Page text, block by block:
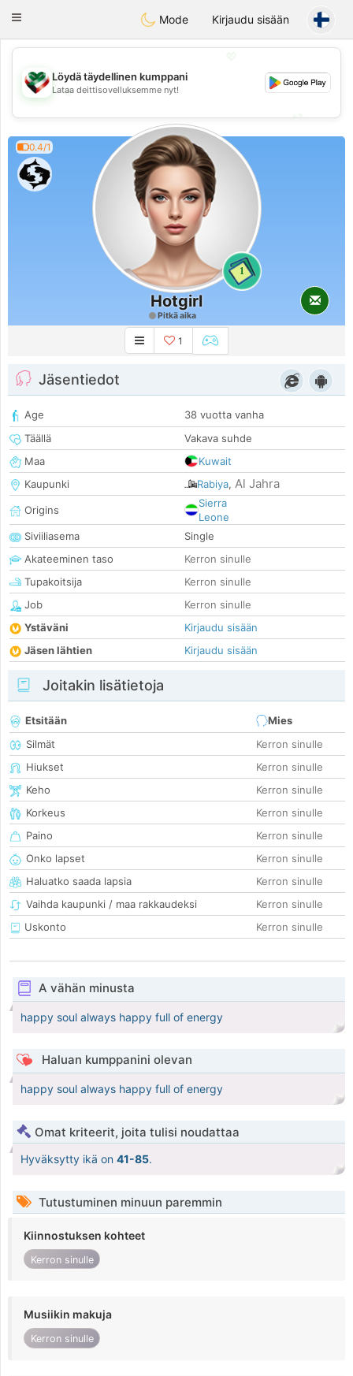
Kuwait Chat
Toggle
Mode Kirjaudu sisään
💖
💕
💕
Löydä täydellinen kumppani
Lataa deittisovelluksemme nyt!
0.4/1
1
Hotgirl
Pitkä aika
1
Jäsentiedot
Age
38 vuotta vanha
Täällä
Vakava suhde
Maa
Kuwait
Kaupunki
Rabiya, Al Jahra
Origins
Sierra
Leone
Siviiliasema
Single
Akateeminen taso
Kerron sinulle
Tupakoitsija
Kerron sinulle
Job
Kerron sinulle
Ystäväni
Kirjaudu sisään
Jäsen lähtien
Kirjaudu sisään
Joitakin lisätietoja
Etsitään
Mies
Silmät
Kerron sinulle
Hiukset
Kerron sinulle
Keho
Kerron sinulle
Korkeus
Kerron sinulle
Paino
Kerron sinulle
Onko lapset
Kerron sinulle
Haluatko saada lapsia
Kerron sinulle
Vaihda kaupunki / maa rakkaudeksi
Kerron sinulle
Uskonto
Kerron sinulle
A vähän minusta
happy soul always happy full of energy
Haluan kumppanini olevan
happy soul always happy full of energy
Omat kriteerit, joita tulisi noudattaa
Hyväksytty ikä on 41-85.
Tutustuminen minuun paremmin
Kiinnostuksen kohteet
Kerron sinulle
Musiikin makuja
Kerron sinulle